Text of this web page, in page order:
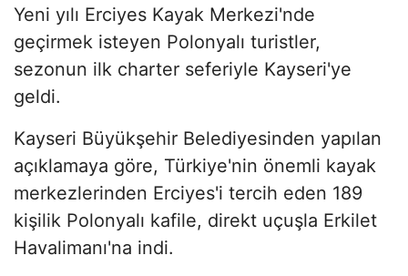
Yeni yılı Erciyes Kayak Merkezi'nde
geçirmek isteyen Polonyalı turistler,
sezonun ilk charter seferiyle Kayseri'ye
geldi.
Kayseri Büyükşehir Belediyesinden yapılan
açıklamaya göre, Türkiye'nin önemli kayak
merkezlerinden Erciyes'i tercih eden 189
kişilik Polonyalı kafile, direkt uçuşla Erkilet
Havalimanı'na indi.